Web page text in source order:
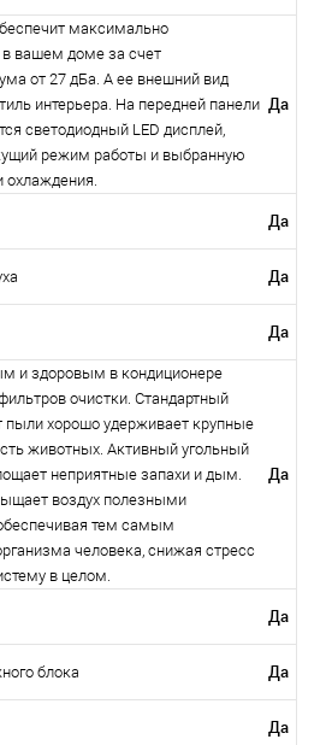
максимально
вашем доме за счет
от 27 дБа. А ее внешний вид
интерьера. На передней панели
светодиодный LED дисплей,
режим работы и выбранную
охлаждения.
Да
Да
Да
Да
и здоровым в кондиционере
очистки. Стандартный
пыли хорошо удерживает крупные
животных. Активный угольный
неприятные запахи и дым.
воздух полезными
тем самым
человека, снижая стресс
в целом.
Да
Да
блока Да
Да